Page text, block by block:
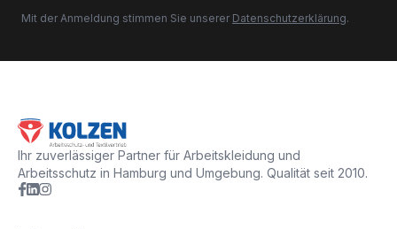
Mit der Anmeldung stimmen Sie unserer Datenschutzerklärung.
Ihr zuverlässiger Partner für Arbeitskleidung und
Arbeitsschutz in Hamburg und Umgebung. Qualität seit 2010.